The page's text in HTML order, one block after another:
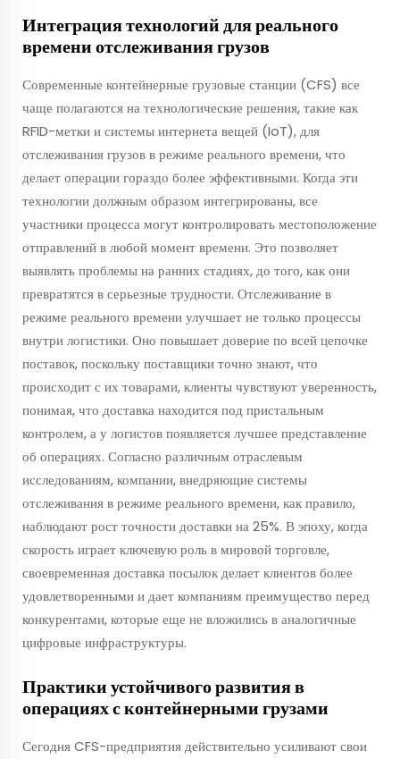
Интеграция технологий для реального
времени отслеживания грузов
Современные контейнерные грузовые станции (CFS) все
чаще полагаются на технологические решения, такие как
RFID-метки и системы интернета вещей (IoT), для
отслеживания грузов в режиме реального времени, что
делает операции гораздо более эффективными. Когда эти
технологии должным образом интегрированы, все
участники процесса могут контролировать местоположение
отправлений в любой момент времени. Это позволяет
выявлять проблемы на ранних стадиях, до того, как они
превратятся в серьезные трудности. Отслеживание в
режиме реального времени улучшает не только процессы
внутри логистики. Оно повышает доверие по всей цепочке
поставок, поскольку поставщики точно знают, что
происходит с их товарами, клиенты чувствуют уверенность,
понимая, что доставка находится под пристальным
контролем, а у логистов появляется лучшее представление
об операциях. Согласно различным отраслевым
исследованиям, компании, внедряющие системы
отслеживания в режиме реального времени, как правило,
наблюдают рост точности доставки на 25%. В эпоху, когда
скорость играет ключевую роль в мировой торговле,
своевременная доставка посылок делает клиентов более
удовлетворенными и дает компаниям преимущество перед
конкурентами, которые еще не вложились в аналогичные
цифровые инфраструктуры.
Практики устойчивого развития в
операциях с контейнерными грузами
Сегодня CFS-предприятия действительно усиливают свои